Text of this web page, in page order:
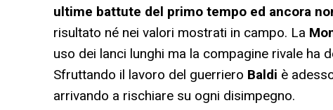
ultime battute del primo tempo ed ancora
risultato né nei valori mostrati in campo. La
uso dei lanci lunghi ma la compagine rivale ha
Sfruttando il lavoro del guerriero Baldi è
arrivando a rischiare su ogni disimpegno.